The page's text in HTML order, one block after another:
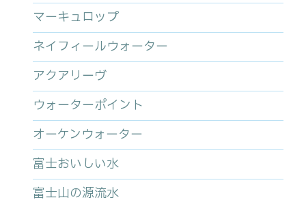
マーキュロップ
ネイフィールウォーター
アクアリーヴ
ウォーターポイント
オーケンウォーター
富士おいしい水
富士山の源流水